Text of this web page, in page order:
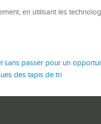
en utilisant les
sans passer pour un
des tapis de tri